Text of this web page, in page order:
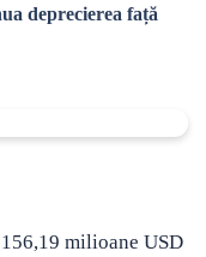
deprecierea față
milioane USD